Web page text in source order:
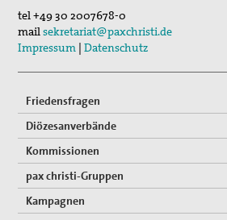
tel+49 30 2007678-0
mailsekretariat@paxchristi.de
Impressum |Datenschutz
Friedensfragen
Diözesanverbände
Kommissionen
pax christi-Gruppen
Kampagnen